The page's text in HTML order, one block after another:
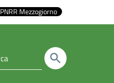
PNRR Mezzogiorno